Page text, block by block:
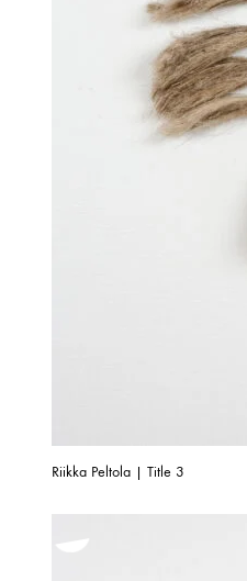
Riikka Peltola | Title 3